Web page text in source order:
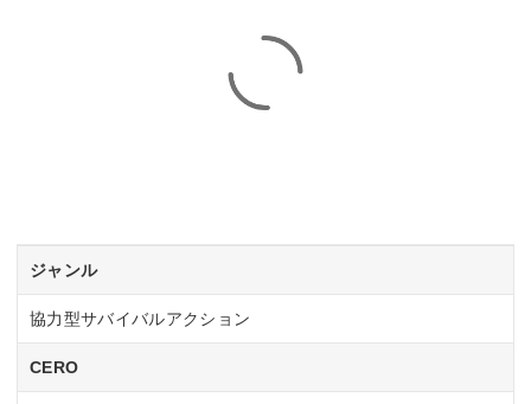
ジャンル
協力型サバイバルアクション
CERO